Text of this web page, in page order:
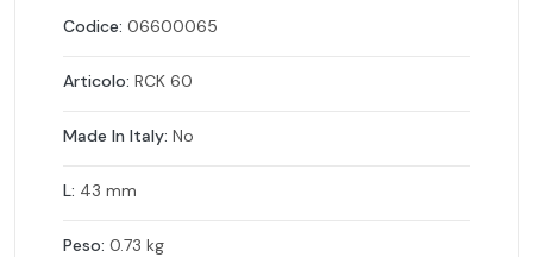
Codice: 06600065
Articolo: RCK 60
Made In Italy: No
L: 43 mm
Peso: 0.73 kg